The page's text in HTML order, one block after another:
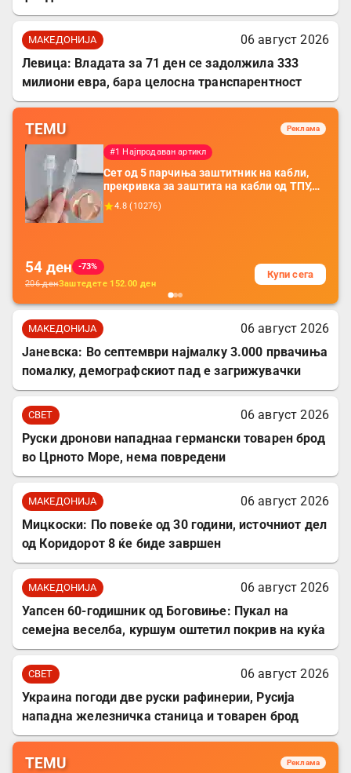
МАКЕДОНИЈА
06 август 2026
Левица: Владата за 71 ден се задолжила 333
милиони евра, бара целосна транспарентност
TEMU Реклама
#1 Најпродаван артикл
Сет од 5 парчиња заштитник на кабли,
прекривка за заштита на кабли од ТПУ,
додатоци за заштита на кабли, без
батерија, за мобилни телефони, комплет
4.8 (10276)
54 ден
-73%
206денЗаштедете 152.00 ден
Купи сега
МАКЕДОНИЈА
06 август 2026
Јаневска: Во септември најмалку 3.000 првачиња
помалку, демографскиот пад е загрижувачки
СВЕТ
06 август 2026
Руски дронови нападнаа германски товарен брод
во Црното Море, нема повредени
МАКЕДОНИЈА
06 август 2026
Мицкоски: По повеќе од 30 години, источниот дел
од Коридорот 8 ќе биде завршен
МАКЕДОНИЈА
06 август 2026
Уапсен 60-годишник од Боговиње: Пукал на
семејна веселба, куршум оштетил покрив на куќа
СВЕТ
06 август 2026
Украина погоди две руски рафинерии, Русија
нападна железничка станица и товарен брод
TEMU Реклама